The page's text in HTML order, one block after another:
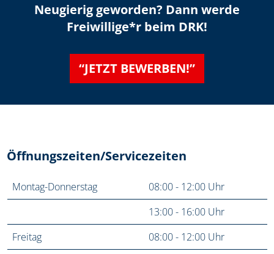
Neugierig geworden? Dann werde
Freiwillige*r beim DRK!
“JETZT BEWERBEN!”
Öffnungszeiten/Servicezeiten
Montag-Donnerstag
08:00 - 12:00 Uhr
13:00 - 16:00 Uhr
Freitag
08:00 - 12:00 Uhr